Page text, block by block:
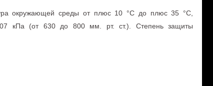
окружающей среды от плюс 10 °С до плюс 35 °С,
кПа (от 630 до 800 мм. рт. ст.). Степень защиты